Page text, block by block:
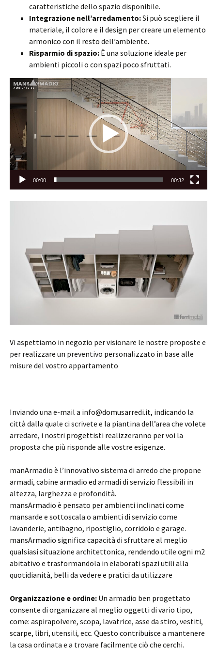
caratteristiche dello spazio disponibile.
Integrazione nell’arredamento:Si può scegliere il
materiale, il colore e il design per creare un elemento
armonico con il resto dell’ambiente.
Risparmio di spazio: È una soluzione ideale per
ambienti piccoli o con spazi poco sfruttati.
Video
Player
00:00 00:32
Vi aspettiamo in negozio per visionare le nostre proposte e
per realizzare un preventivo personalizzato in base alle
misure del vostro appartamento
Inviando una e-mail a info@domusarredi.it, indicando la
città dalla quale ci scrivete e la piantina dell’area che volete
arredare, i nostri progettisti realizzeranno per voi la
proposta che più risponde alle vostre esigenze.
manArmadio è l’innovativo sistema di arredo che propone
armadi, cabine armadio ed armadi di servizio flessibili in
altezza, larghezza e profondità.
mansArmadio è pensato per ambienti inclinati come
mansarde e sottoscala o ambienti di servizio come
lavanderie, antibagno, ripostiglio, corridoio e garage.
mansArmadio significa capacità di sfruttare al meglio
qualsiasi situazione architettonica, rendendo utile ogni m2
abitativo e trasformandola in elaborati spazi utili alla
quotidianità, belli da vedere e pratici da utilizzare
Organizzazione e ordine: Un armadio ben progettato
consente di organizzare al meglio oggetti di vario tipo,
come: aspirapolvere, scopa, lavatrice, asse da stiro, vestiti,
scarpe, libri, utensili, ecc. Questo contribuisce a mantenere
la casa ordinata e a trovare facilmente ciò che cerchi.